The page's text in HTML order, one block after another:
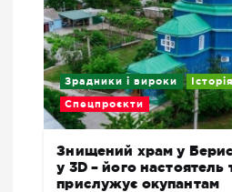
Зрадники і вироки Історія
Спецпроєкти
Знищений храм у
у 3D – його настоятель
прислужує окупантам